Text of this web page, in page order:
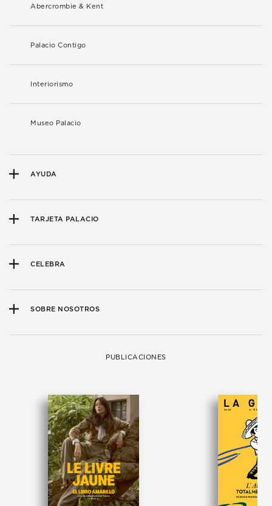
Abercrombie & Kent
Palacio Contigo
Interiorismo
Museo Palacio
AYUDA
TARJETA PALACIO
CELEBRA
SOBRE NOSOTROS
PUBLICACIONES